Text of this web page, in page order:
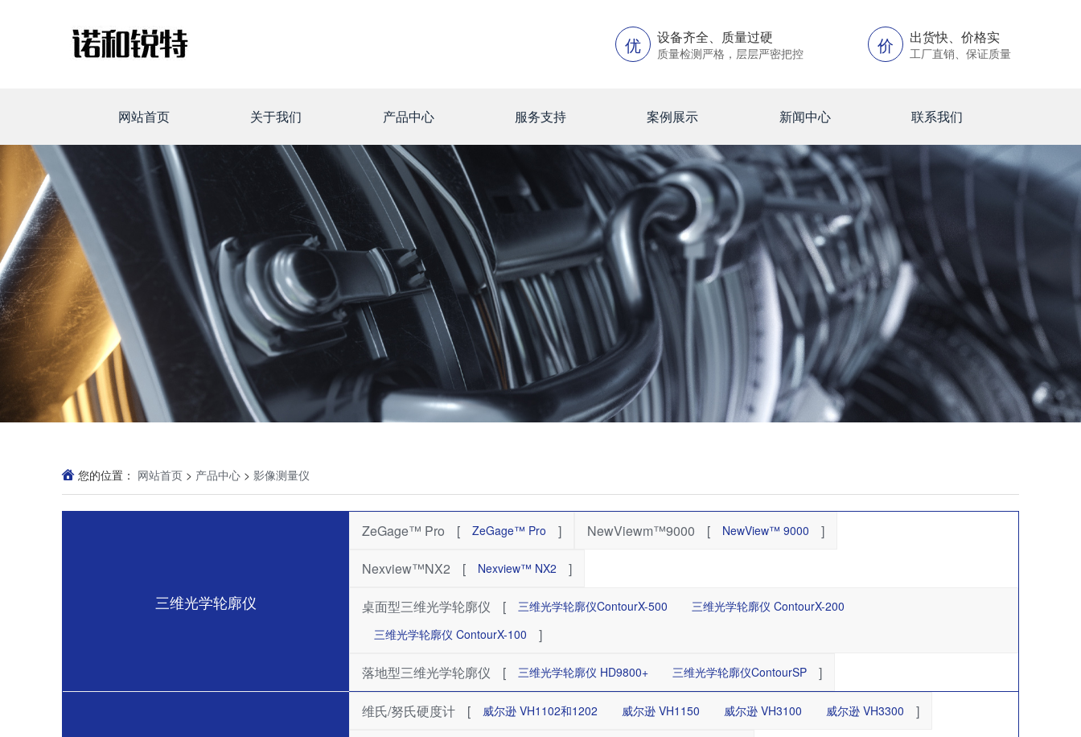
优 设备齐全、质量过硬
质量检测严格，层层严密把控 价 出货快、价格实
工厂直销、保证质量
网站首页 关于我们 产品中心 服务支持 案例展示 新闻中心 联系我们
您的位置： 网站首页 > 产品中心 > 影像测量仪
三维光学轮廓仪
ZeGage™ Pro [ ZeGage™ Pro ] NewViewm™9000 [ NewView™ 9000 ]
Nexview™NX2 [ Nexview™ NX2 ]
桌面型三维光学轮廓仪 [ 三维光学轮廓仪ContourX-500
三维光学轮廓仪 ContourX-200
三维光学轮廓仪 ContourX-100
]
落地型三维光学轮廓仪 [ 三维光学轮廓仪 HD9800+ 三维光学轮廓仪ContourSP ]
维氏/努氏硬度计 [ 威尔逊 VH1102和1202 威尔逊 VH1150 威尔逊 VH3100 威尔逊 VH3300 ]